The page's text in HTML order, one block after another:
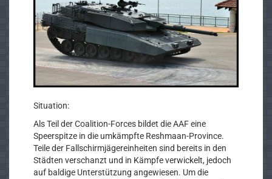
Situation:
Als Teil der Coalition-Forces bildet die AAF eine
Speerspitze in die umkämpfte Reshmaan-Province.
Teile der Fallschirmjägereinheiten sind bereits in den
Städten verschanzt und in Kämpfe verwickelt, jedoch
auf baldige Unterstützung angewiesen. Um die